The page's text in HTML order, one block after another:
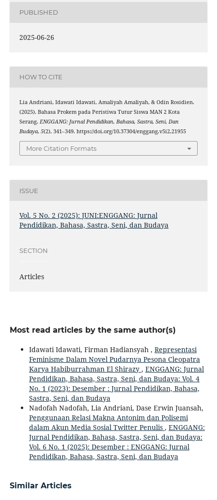
PUBLISHED
2025-06-26
HOW TO CITE
Lia Andriani, Idawati Idawati, Amaliyah Amaliyah, & Odin Rosidien.
(2025). Bahasa Prokem pada Peristiwa Tutur Siswa MAN 2 Kota
Serang. ENGGANG: Jurnal Pendidikan, Bahasa, Sastra, Seni, Dan
Budaya, 5(2), 341–349. https://doi.org/10.37304/enggang.v5i2.21955
More Citation Formats
ISSUE
Vol. 5 No. 2 (2025): JUNI:ENGGANG: Jurnal
Pendidikan, Bahasa, Sastra, Seni, dan Budaya
SECTION
Articles
Most read articles by the same author(s)
Idawati Idawati, Firman Hadiansyah , Representasi
Feminisme Dalam Novel Pudarnya Pesona Cleopatra
Karya Habiburrahman El Shirazy , ENGGANG: Jurnal
Pendidikan, Bahasa, Sastra, Seni, dan Budaya: Vol. 4
No. 1 (2023): Desember : Jurnal Pendidikan, Bahasa,
Sastra, Seni, dan Budaya
Nadofah Nadofah, Lia Andriani, Dase Erwin Juansah,
Penggunaan Relasi Makna Antonim dan Polisemi
dalam Akun Media Sosial Twitter Penulis , ENGGANG:
Jurnal Pendidikan, Bahasa, Sastra, Seni, dan Budaya:
Vol. 6 No. 1 (2025): Desember : ENGGANG: Jurnal
Pendidikan, Bahasa, Sastra, Seni, dan Budaya
Similar Articles